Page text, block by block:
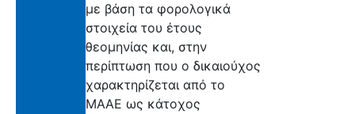
με βάση τα φορολογικά
στοιχεία του έτους
θεομηνίας και, στην
περίπτωση που ο δικαιούχος
χαρακτηρίζεται από το
ΜΑΑΕ ως κάτοχος